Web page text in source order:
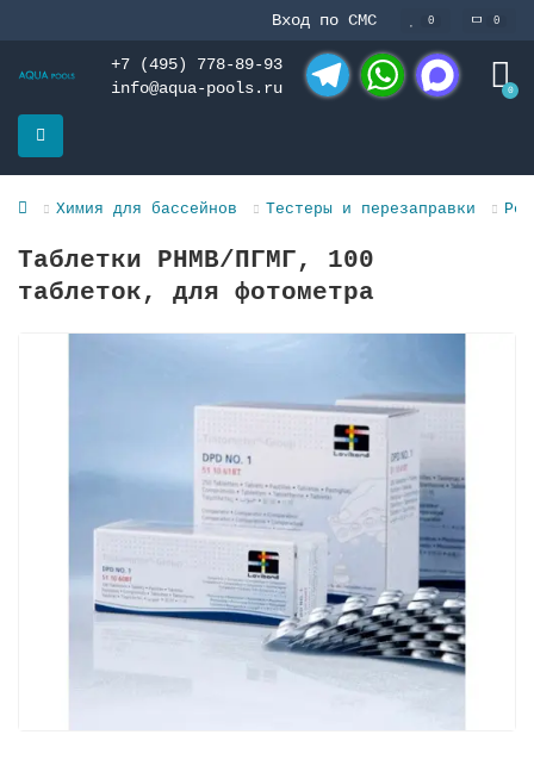
Вход по СМС 0 0
+7 (495) 778-89-93
info@aqua-pools.ru
0
Химия для бассейнов Тестеры и перезаправки
Таблетки РНМВ/ПГМГ, 100
таблеток, для фотометра